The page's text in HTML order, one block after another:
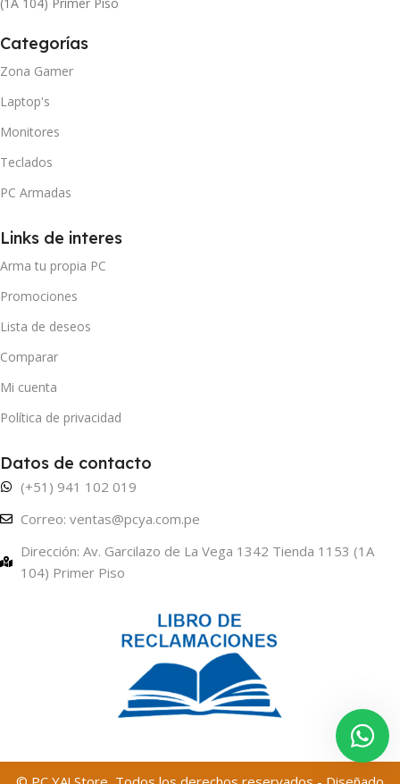
(1A 104) Primer Piso
Categorías
Zona Gamer
Laptop's
Monitores
Teclados
PC Armadas
Links de interes
Arma tu propia PC
Promociones
Lista de deseos
Comparar
Mi cuenta
Política de privacidad
Datos de contacto
(+51) 941 102 019
Correo: ventas@pcya.com.pe
Dirección: Av. Garcilazo de La Vega 1342 Tienda 1153 (1A
104) Primer Piso